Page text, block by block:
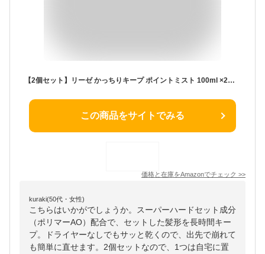
【2個セット】リーゼ かっちりキープ ポイントミスト 100ml ×2個セット ドライヤーなしでもサッと乾いて思い通りのヘアスタイルに
この商品をサイトでみる
価格と在庫をAmazonでチェック >>
kuraki(50代・女性)
こちらはいかがでしょうか。スーパーハードセット成分
（ポリマーAO）配合で、セットした髪形を長時間キー
プ。ドライヤーなしでもサッと乾くので、出先で崩れて
も簡単に直せます。2個セットなので、1つは自宅に置